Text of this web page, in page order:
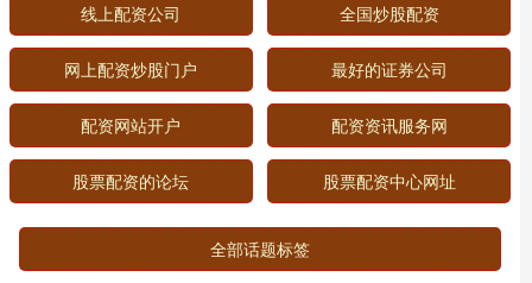
线上配资公司 全国炒股配资
网上配资炒股门户 最好的证券公司
配资网站开户 配资资讯服务网
股票配资的论坛 股票配资中心网址
全部话题标签